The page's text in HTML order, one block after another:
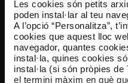
Les cookies són petits
poden instal·lar al teu
A l’opció “Personalitza”,
cookies que aquest lloc
navegador, quantes
instal·la, quines cookies
instal·la (si són pròpies
el termini màxim en què
TMB App
Descarrega’t TMB App i